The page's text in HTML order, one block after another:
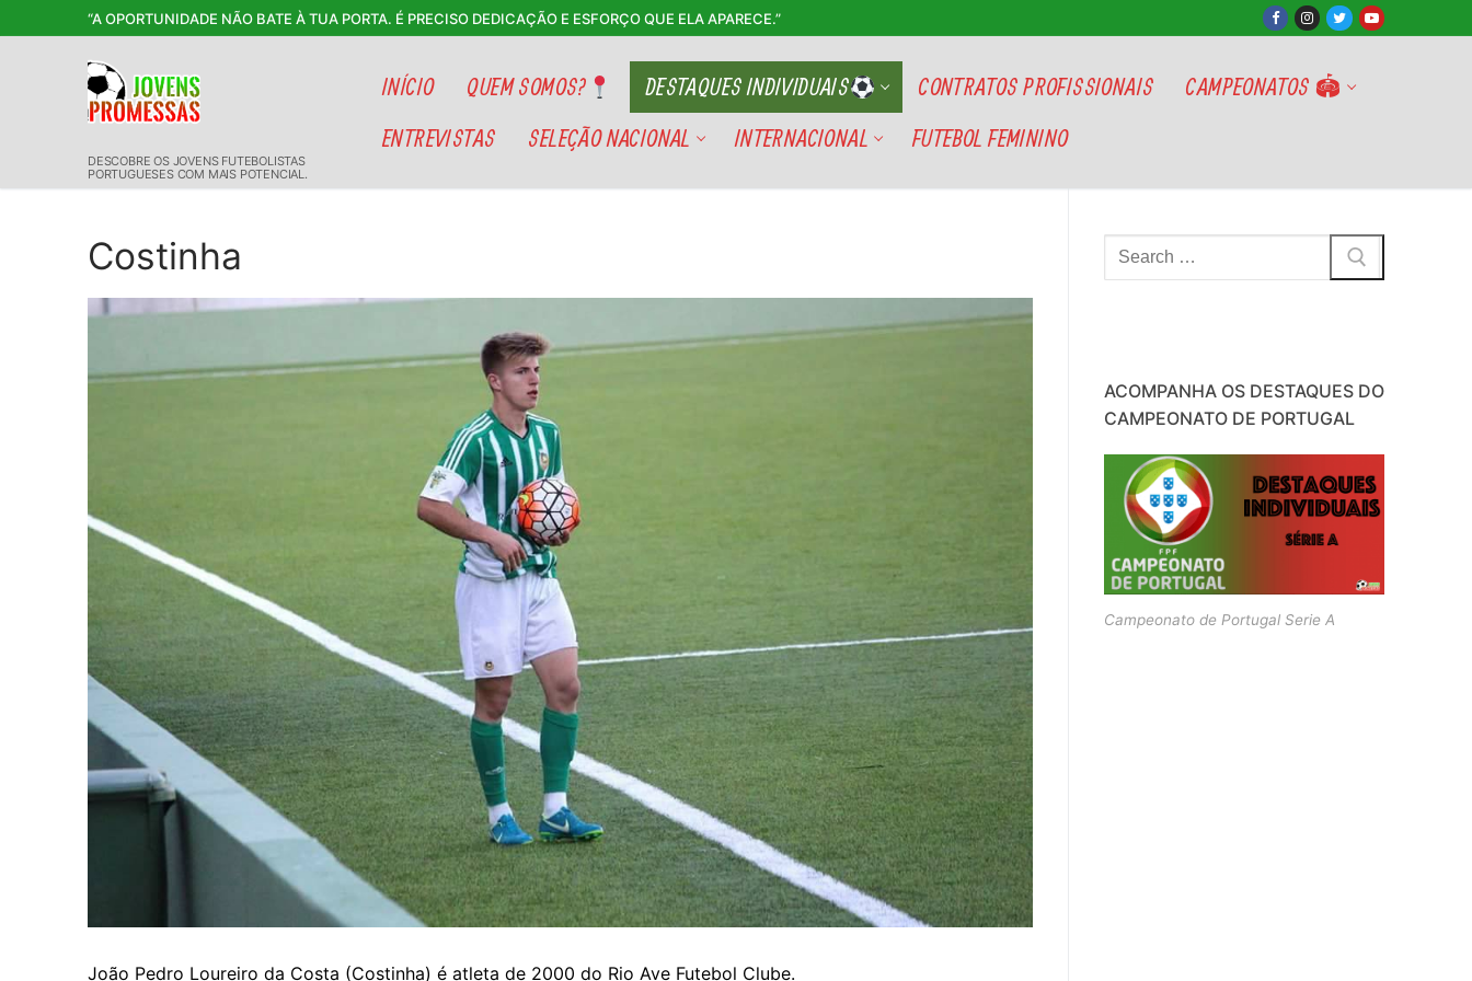
para
“A OPORTUNIDADE NÃO BATE À TUA PORTA. É PRECISO DEDICAÇÃO E ESFORÇO QUE ELA APARECE.”
DESCOBRE OS JOVENS FUTEBOLISTAS
PORTUGUESES COM MAIS POTENCIAL.
INÍCIO QUEM SOMOS? DESTAQUES INDIVIDUAIS CONTRATOS PROFISSIONAIS
CAMPEONATOS 🏟
ENTREVISTAS
SELEÇÃO NACIONAL INTERNACIONAL FUTEBOL FEMININO
Costinha
João Pedro Loureiro da Costa (Costinha) é atleta de 2000 do Rio Ave Futebol Clube.
Pesquisar
ACOMPANHA OS DESTAQUES DO
CAMPEONATO DE PORTUGAL
Campeonato de Portugal Serie A